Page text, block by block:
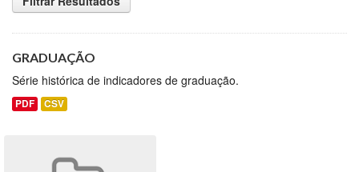
GRADUAÇÃO
Série histórica de indicadores de graduação.
PDF CSV